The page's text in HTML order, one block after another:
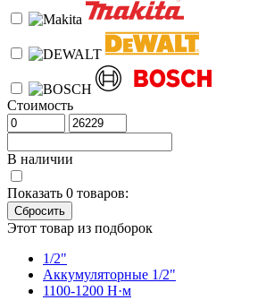
Стоимость
В наличии
Показать 0 товаров:
Этот товар из подборок
1/2"
Аккумуляторные 1/2"
1100-1200 Н·м